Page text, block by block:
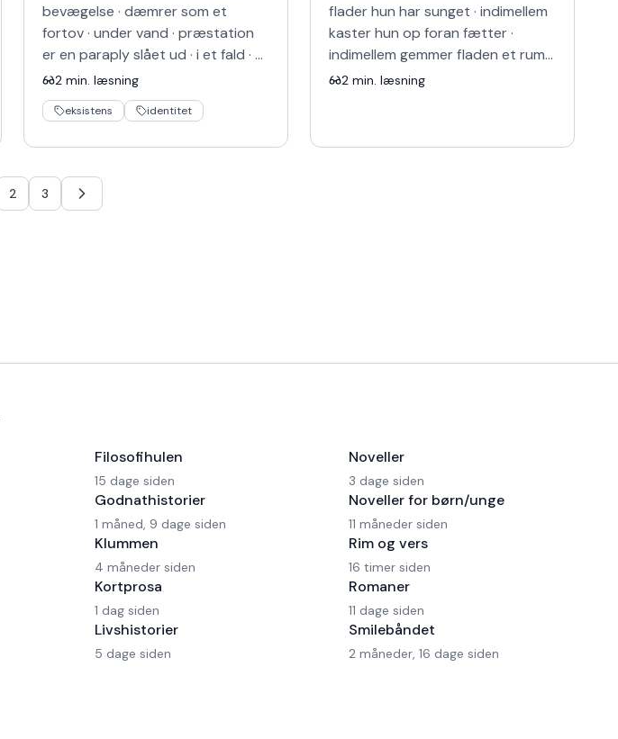
bevægelse · dæmrer som et
fortov · under vand · præstation
er en paraply slået ud · i et fald · et
filter i en rendesten · et rullefald
væk · men …
2 min. læsning
eksistens identitet
flader hun har sunget · indimellem
kaster hun op foran fætter ·
indimellem gemmer fladen et rum ·
radiator banker hus fortæller ·
2 min. læsning
2 3
Filosofihulen
15 dage siden
Godnathistorier
1 måned, 9 dage siden
Klummen
4 måneder siden
Kortprosa
1 dag siden
Livshistorier
5 dage siden
Noveller
3 dage siden
Noveller for børn/unge
11 måneder siden
Rim og vers
16 timer siden
Romaner
11 dage siden
Smilebåndet
2 måneder, 16 dage siden